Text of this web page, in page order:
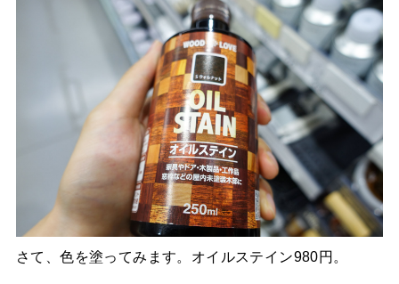
さて、色を塗ってみます。オイルステイン980円。